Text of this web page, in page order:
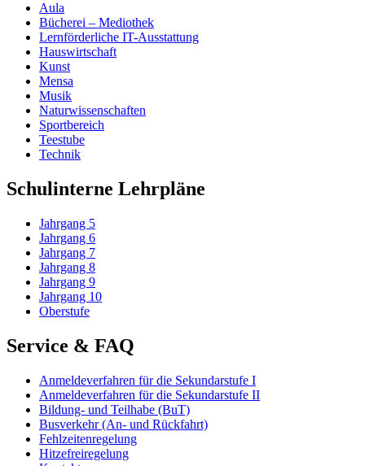
Aula
Bücherei – Mediothek
Lernförderliche IT-Ausstattung
Hauswirtschaft
Kunst
Mensa
Musik
Naturwissenschaften
Sportbereich
Teestube
Technik
Schulinterne Lehrpläne
Jahrgang 5
Jahrgang 6
Jahrgang 7
Jahrgang 8
Jahrgang 9
Jahrgang 10
Oberstufe
Service & FAQ
Anmeldeverfahren für die Sekundarstufe I
Anmeldeverfahren für die Sekundarstufe II
Bildung- und Teilhabe (BuT)
Busverkehr (An- und Rückfahrt)
Fehlzeitenregelung
Hitzefreiregelung